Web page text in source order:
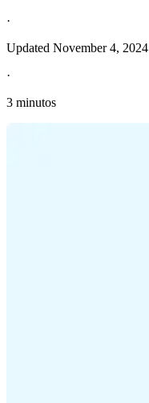
·
Updated November 4, 2024
·
3 minutos